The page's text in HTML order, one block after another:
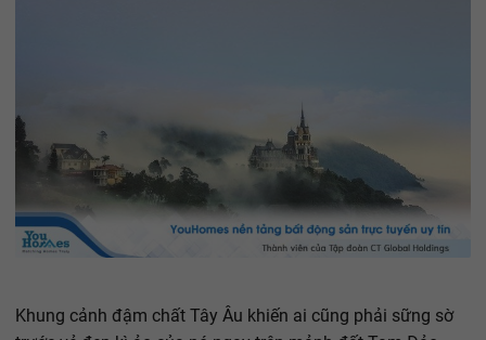
Khung cảnh đậm chất Tây Âu khiến ai cũng phải sững sờ